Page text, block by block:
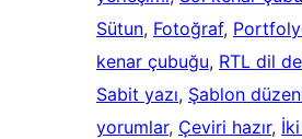
Sütun, Fotoğraf,
kenar çubuğu, RTL dil
Sabit yazı, Şablon
yorumlar, Çeviri hazır,